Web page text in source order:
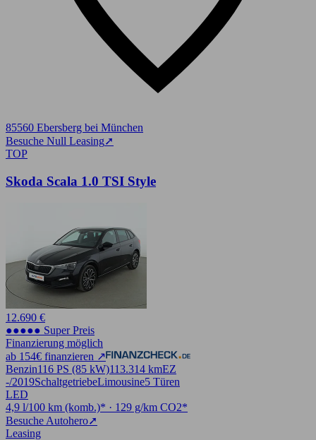
85560 Ebersberg bei München
Besuche Null Leasing➚
TOP
Skoda Scala 1.0 TSI Style
12.690 €
●●●●● Super Preis
Finanzierung möglich
ab 154€ finanzieren ↗
Benzin116 PS (85 kW)113.314 kmEZ
-/2019SchaltgetriebeLimousine5 Türen
LED
4,9 l/100 km (komb.)* · 129 g/km CO2*
Besuche Autohero➚
Leasing